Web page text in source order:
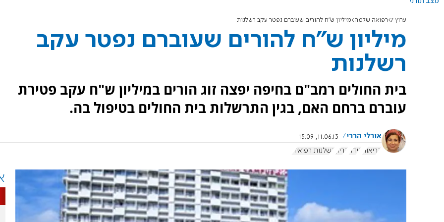
ערוץ 7 רפואה שלמה מיליון ש"ח להורים שעוברם נפטר עקב רשלנות
מיליון ש"ח להורים שעוברם נפטר עקב
רשלנות
בית החולים רמב"ם בחיפה יפצה זוג הורים במיליון ש"ח עקב פטירת
עוברם ברחם האם, בגין התרשלות בית החולים בטיפול בה.
אורלי הררי
11.06.13, 15:09
בריאות
לידה הריון רשלנות רפואית